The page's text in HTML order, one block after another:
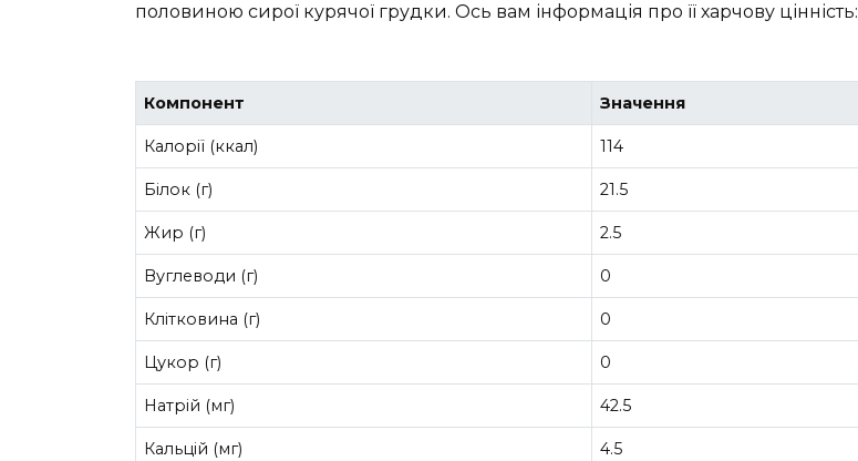
половиною сирої курячої грудки. Ось вам інформація про її харчову цінність:
Компонент Значення
Калорії (ккал) 114
Білок (г) 21.5
Жир (г) 2.5
Вуглеводи (г) 0
Клітковина (г) 0
Цукор (г) 0
Натрій (мг) 42.5
Кальцій (мг) 4.5